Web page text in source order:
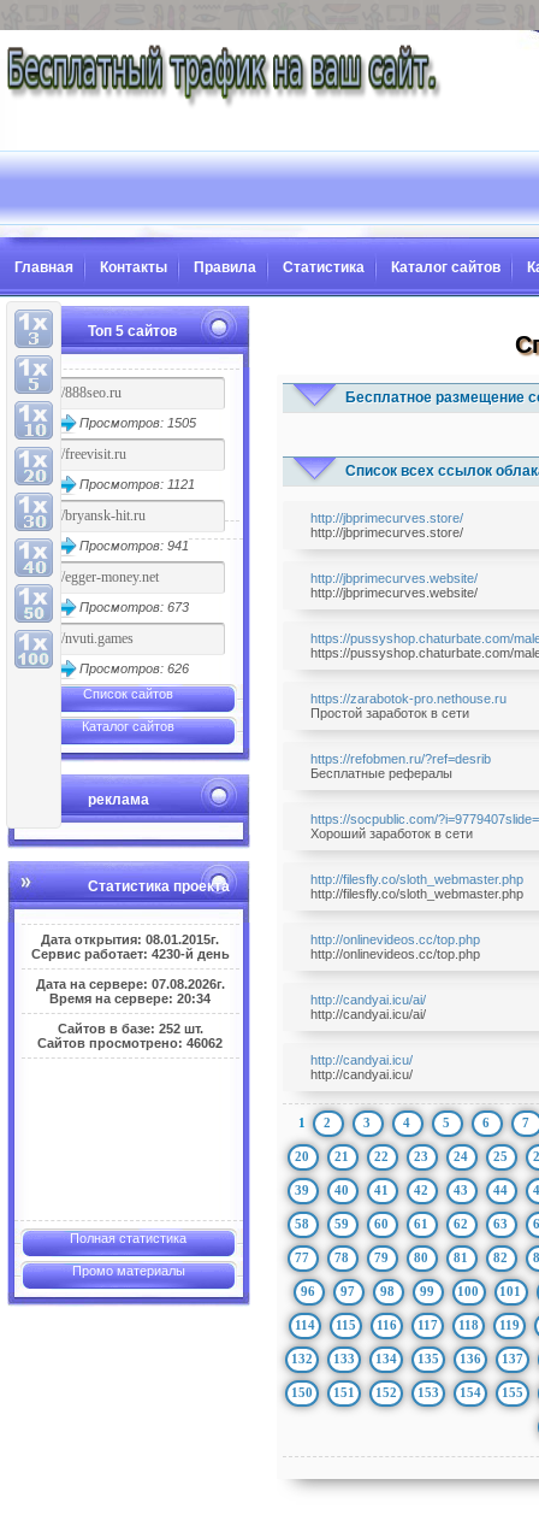
Главная Контакты Правила Статистика Каталог сайтов
Топ 5 сайтов
Просмотров: 1505
Просмотров: 1121
Просмотров: 941
Просмотров: 673
Просмотров: 626
Список сайтов
Каталог сайтов
реклама
Статистика проекта
Дата открытия: 08.01.2015г.
Сервис работает: 4230-й день
Дата на сервере: 07.08.2026г.
Время на сервере: 20:34
Сайтов в базе: 252 шт.
Сайтов просмотрено: 46062
Полная статистика
Промо материалы
Бесплатное размещение
Список всех ссылок
http://jbprimecurves.store/
http://jbprimecurves.store/
http://jbprimecurves.website/
http://jbprimecurves.website/
https://pussyshop.chaturbate.com/
https://pussyshop.chaturbate.com/
https://zarabotok-pro.nethouse.ru
Простой заработок в сети
https://refobmen.ru/?ref=desrib
Бесплатные рефералы
https://socpublic.com/
Хороший заработок в сети
http://filesfly.co/sloth_webmaster.php
http://filesfly.co/sloth_webmaster.php
http://onlinevideos.cc/top.php
http://onlinevideos.cc/top.php
http://candyai.icu/ai/
http://candyai.icu/ai/
http://candyai.icu/
http://candyai.icu/
1 2 3 4 5 6 7
20 21 22 23 24 25
39 40 41 42 43 44
58 59 60 61 62 63
77 78 79 80 81 82
96 97 98 99 100 101
114 115 116 117 118 119
132 133 134 135 136 137
150 151 152 153 154 155